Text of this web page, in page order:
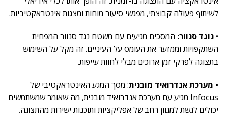
לשיתוף פעולה קבוצתי, מפגשי סיעור מוחות ומצגות אינטראקטיביות.
• נוגד סנוור: המסכים מגיעים עם משטח נגד סנוור המפחית
השתקפויות וממזער את העומס על העיניים. זה מקל על השימוש
בתצוגה לפרקי זמן ארוכים מבלי לחוות עייפות.
• מערכת אנדרואיד מובנית: מסך המגע האינטראקטיבי של
Infocus מגיע עם מערכת אנדרואיד מובנית, מה שאומר שמשתמשים
יכולים לגשת למגוון רחב של אפליקציות ותוכנות ישירות מהתצוגה.